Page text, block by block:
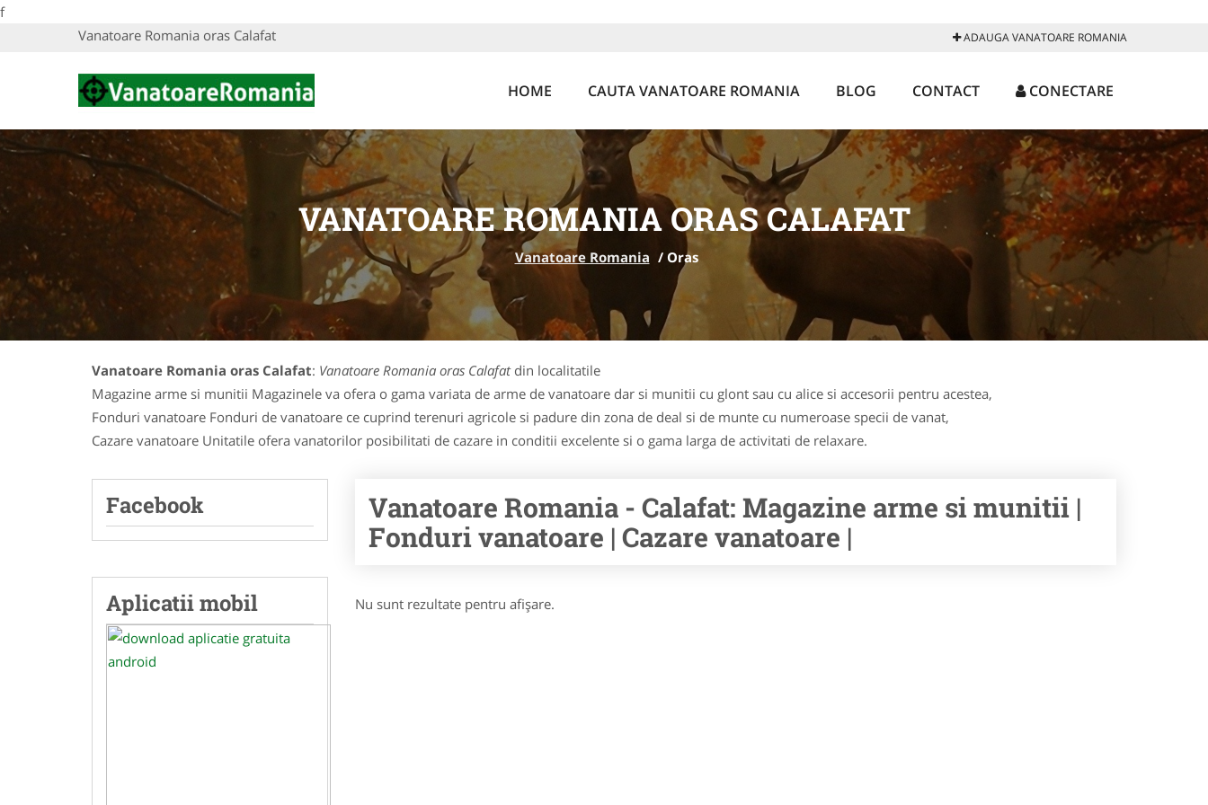
f
Vanatoare Romania oras Calafat
ADAUGA VANATOARE ROMANIA
HOME CAUTA VANATOARE ROMANIA BLOG CONTACT CONECTARE
VANATOARE ROMANIA ORAS CALAFAT
Vanatoare Romania / Oras
Vanatoare Romania oras Calafat: Vanatoare Romania oras Calafatdin localitatile
Magazine arme si munitii Magazinele va ofera o gama variata de arme de vanatoare dar si munitii cu glont sau cu alice si accesorii pentru acestea,
Fonduri vanatoare Fonduri de vanatoare ce cuprind terenuri agricole si padure din zona de deal si de munte cu numeroase specii de vanat,
Cazare vanatoare Unitatile ofera vanatorilor posibilitati de cazare in conditii excelente si o gama larga de activitati de relaxare.
Facebook
Aplicatii mobil
Vanatoare Romania - Calafat: Magazine arme si munitii |
Fonduri vanatoare | Cazare vanatoare |
Nu sunt rezultate pentru afişare.